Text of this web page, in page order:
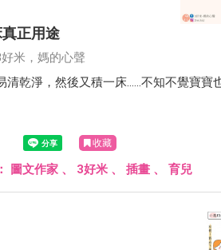
正用途
米，媽的心聲
清乾淨，然後又積一床......不知不覺寶寶
收藏
圖文作家 、 3好米 、 插畫 、 育兒